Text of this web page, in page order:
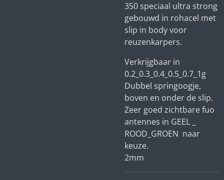
350 speciaal ultra strong
gebouwd in rohacel met
slip in body voor
reuzenkarpers.
Verkrijgbaar in
0.2_0.3_0.4_0.5_0.7_1g
Dubbel springoogje,
boven en onder de slip.
Zeer goed zichtbare fuo
antennes in GEEL _
ROOD_GROEN naar
keuze.
2mm